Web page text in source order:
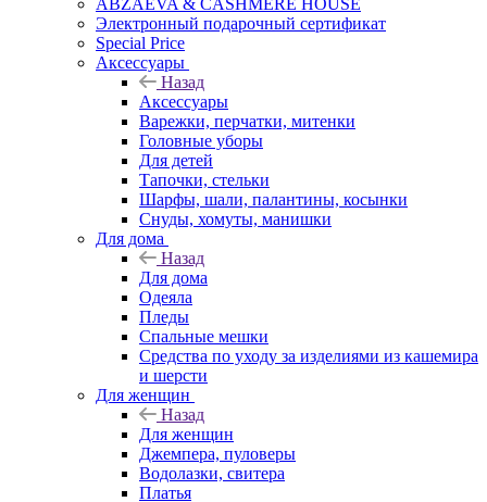
ABZAEVA & CASHMERE HOUSE
Электронный подарочный сертификат
Special Price
Аксессуары
Назад
Аксессуары
Варежки, перчатки, митенки
Головные уборы
Для детей
Тапочки, стельки
Шарфы, шали, палантины, косынки
Снуды, хомуты, манишки
Для дома
Назад
Для дома
Одеяла
Пледы
Спальные мешки
Средства по уходу за изделиями из кашемира
и шерсти
Для женщин
Назад
Для женщин
Джемпера, пуловеры
Водолазки, свитера
Платья